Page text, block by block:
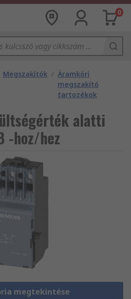
0
Megszakítók / Áramköri
megszakító
tartozékok
alatti
-hoz/hez
megtekintése